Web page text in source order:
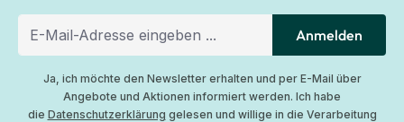
Anmelden
Ja, ich möchte den Newsletter erhalten und per E-Mail über
Angebote und Aktionen informiert werden. Ich habe
die Datenschutzerklärung gelesen und willige in die Verarbeitung